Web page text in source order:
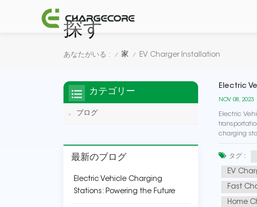
探す
あなたがいる : / 家 / EV Charger Installation
Electric
NOV 08, 2023
Electric
charging
タグ :
EV
Fast
Home
カテゴリー
ブログ
最新のブログ
Electric Vehicle Charging
Stations: Powering the Future